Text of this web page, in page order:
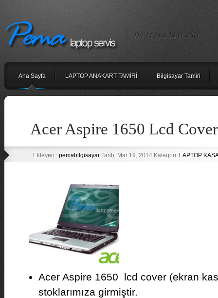
0 (312) 424 0 450
Ana Sayfa LAPTOP ANAKART TAMİRİ Bilgisayar Tamiri
Acer Aspire 1650 Lcd
Ekleyen : pemabilgisayarTarih: Mar 19, 2014 Kategori: LAPTOP
Acer Aspire 1650 lcd cover (ekran
stoklarımıza girmiştir.